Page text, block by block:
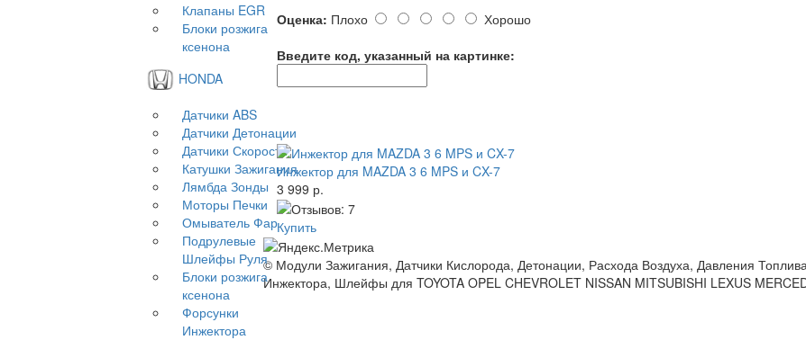
Клапаны EGR
Блоки розжига
ксенона
HONDA
Датчики ABS
Датчики Детонации
Датчики Скорости
Катушки Зажигания
Лямбда Зонды
Моторы Печки
Омыватель Фар
Подрулевые
Шлейфы Руля
Блоки розжига
ксенона
Форсунки
Инжектора
Оценка: Плохо
Хорошо
Введите код, указанный на картинке:
Инжектор для MAZDA 3 6 MPS и CX-7
3 999 р.
Купить
© Модули Зажигания, Датчики Кислорода, Детонации, Расхода Воздуха, Давления
Инжектора, Шлейфы для TOYOTA OPEL CHEVROLET NISSAN MITSUBISHI LEXUS